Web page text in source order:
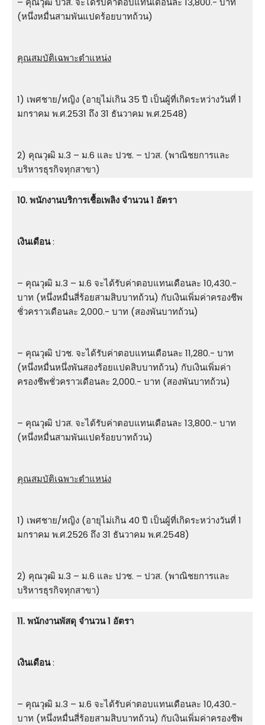
(หนึ่งหมื่นสามพันแปดร้อยบาทถ้วน)
คุณสมบัติเฉพาะตำแหน่ง
1) เพศชาย/หญิง (อายุไม่เกิน 35 ปี เป็นผู้ที่เกิดระหว่างวันที่ 1
มกราคม พ.ศ.2531 ถึง 31 ธันวาคม พ.ศ.2548)
2) คุณวุฒิ ม.3 – ม.6 และ ปวช. – ปวส. (พาณิชยการและ
บริหารธุรกิจทุกสาขา)
10. พนักงานบริการเชื้อเพลิง จำนวน 1 อัตรา
เงินเดือน:
– คุณวุฒิ ม.3 – ม.6 จะได้รับค่าตอบแทนเดือนละ 10,430.-
บาท (หนึ่งหมื่นสี่ร้อยสามสิบบาทถ้วน) กับเงินเพิ่มค่าครองชีพ
ชั่วคราวเดือนละ 2,000.- บาท (สองพันบาทถ้วน)
– คุณวุฒิ ปวช. จะได้รับค่าตอบแทนเดือนละ 11,280.- บาท
(หนึ่งหมื่นหนึ่งพันสองร้อยแปดสิบบาทถ้วน) กับเงินเพิ่มค่า
ครองชีพชั่วคราวเดือนละ 2,000.- บาท (สองพันบาทถ้วน)
– คุณวุฒิ ปวส. จะได้รับค่าตอบแทนเดือนละ 13,800.- บาท
(หนึ่งหมื่นสามพันแปดร้อยบาทถ้วน)
คุณสมบัติเฉพาะตำแหน่ง
1) เพศชาย/หญิง (อายุไม่เกิน 40 ปี เป็นผู้ที่เกิดระหว่างวันที่ 1
มกราคม พ.ศ.2526 ถึง 31 ธันวาคม พ.ศ.2548)
2) คุณวุฒิ ม.3 – ม.6 และ ปวช. – ปวส. (พาณิชยการและ
บริหารธุรกิจทุกสาขา)
11. พนักงานพัสดุ จำนวน 1 อัตรา
เงินเดือน:
– คุณวุฒิ ม.3 – ม.6 จะได้รับค่าตอบแทนเดือนละ 10,430.-
บาท (หนึ่งหมื่นสี่ร้อยสามสิบบาทถ้วน) กับเงินเพิ่มค่าครองชีพ